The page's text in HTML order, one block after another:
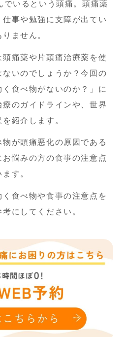
Web予約
ちら
お問い合わせ
／15:00～19:00
… 082-569-6482
でいるという頭痛。頭痛薬
事や勉強に支障が出てい
ません。
痛薬や片頭痛治療薬を使
いのでしょうか？今回の
食べ物がないのか？」に
のガイドラインや、世界
紹介します。
が頭痛悪化の原因である
悩みの方の食事の注意点
す。
食べ物や食事の注意点を
にしてください。